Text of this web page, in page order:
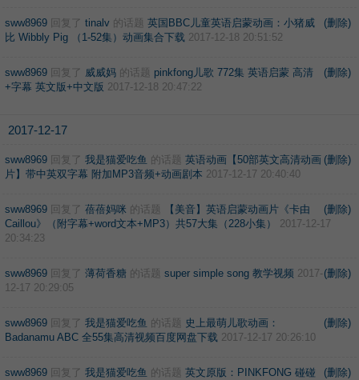
(删除)
sww8969 回复了 tinalv 的话题 英国BBC儿童英语启蒙动画：小猪威
比 Wibbly Pig （1-52集）动画集合下载 2017-12-18 20:51:52
(删除)
sww8969 回复了 威威妈 的话题 pinkfong儿歌 772集 英语启蒙 高清
+字幕 英文版+中文版 2017-12-18 20:47:22
2017-12-17
(删除)
sww8969 回复了 我是猫爱吃鱼 的话题 英语动画【50部英文高清动画
片】带中英双字幕 附加MP3音频+动画剧本 2017-12-17 20:40:40
(删除)
sww8969 回复了 蓓蓓妈咪 的话题
【美音】英语启蒙动画片《卡由
Caillou》（附字幕+word文本+MP3）共57大集（228小集）
2017-12-17
20:34:23
(删除)
sww8969 回复了 薄荷香糖 的话题 super simple song 教学视频 2017-
12-17 20:29:05
(删除)
sww8969 回复了 我是猫爱吃鱼 的话题
史上最萌儿歌动画：
Badanamu ABC 全55集高清视频百度网盘下载 2017-12-17 20:26:10
(删除)
sww8969 回复了 我是猫爱吃鱼 的话题 英文原版：PINKFONG 碰碰